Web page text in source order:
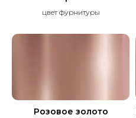
цвет фурнитуры
Розовое золото